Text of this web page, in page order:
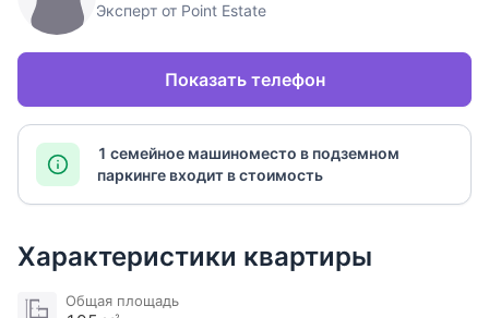
Эксперт от Point Estate
Показать телефон
1 семейное машиноместо в подземном
паркинге входит в стоимость
Характеристики квартиры
Общая площадь